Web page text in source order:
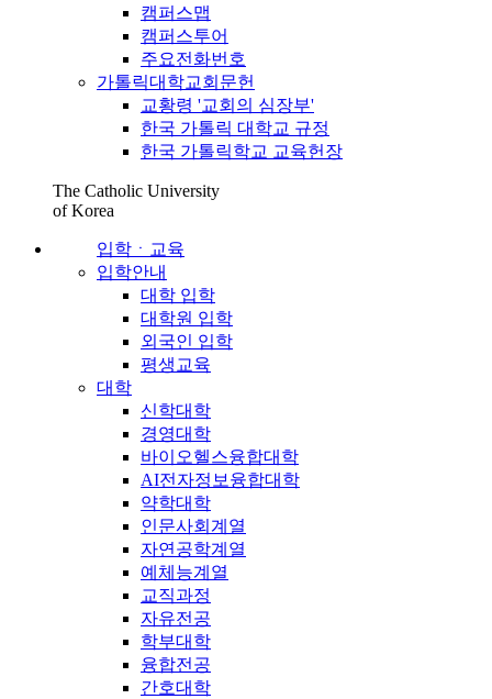
캠퍼스맵
캠퍼스투어
주요전화번호
가톨릭대학교회문헌
교황령 '교회의 심장부'
한국 가톨릭 대학교 규정
한국 가톨릭학교 교육헌장
The Catholic University
of Korea
입학ㆍ교육
입학안내
대학 입학
대학원 입학
외국인 입학
평생교육
대학
신학대학
경영대학
바이오헬스융합대학
AI전자정보융합대학
약학대학
인문사회계열
자연공학계열
예체능계열
교직과정
자유전공
학부대학
융합전공
간호대학